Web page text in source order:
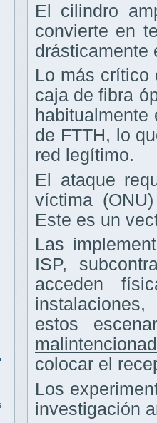
El cilindro
convierte en
drásticamente
Lo más crítico
caja de fibra
de FTTH, lo
red legítimo.
El ataque
víctima
Este es un
Las
ISP,
acceden
estos
colocar el
Los
investigación